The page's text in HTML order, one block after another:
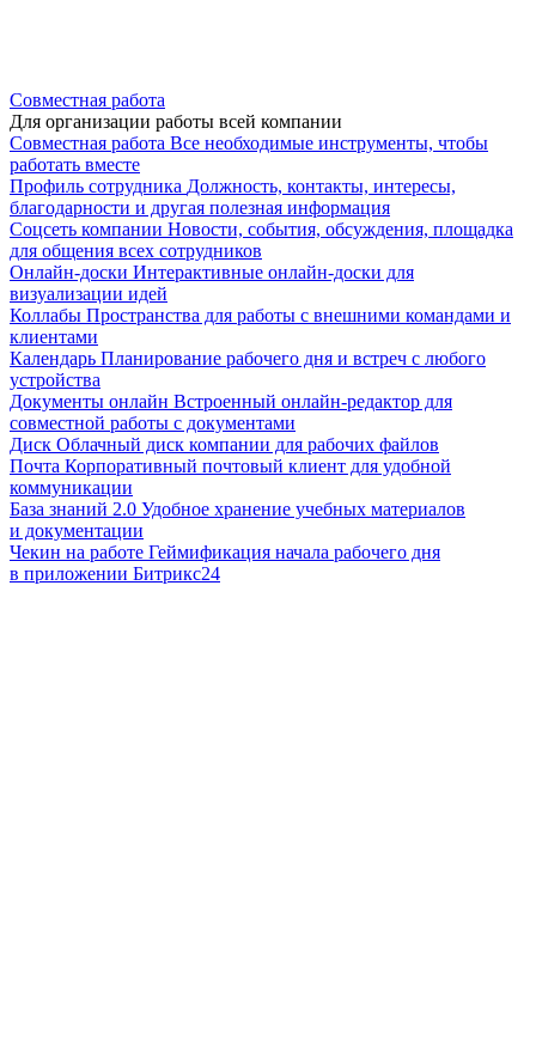
Совместная работа
Для организации работы всей компании
Совместная работа Все необходимые инструменты, чтобы
работать вместе
Профиль сотрудника Должность, контакты, интересы,
благодарности и другая полезная информация
Соцсеть компании Новости, события, обсуждения, площадка
для общения всех сотрудников
Онлайн-доски Интерактивные онлайн-доски для
визуализации идей
Коллабы Пространства для работы с внешними командами и
клиентами
Календарь Планирование рабочего дня и встреч с любого
устройства
Документы онлайн Встроенный онлайн-редактор для
совместной работы с документами
Диск Облачный диск компании для рабочих файлов
Почта Корпоративный почтовый клиент для удобной
коммуникации
База знаний 2.0 Удобное хранение учебных материалов
и документации
Чекин на работе Геймификация начала рабочего дня
в приложении Битрикс24